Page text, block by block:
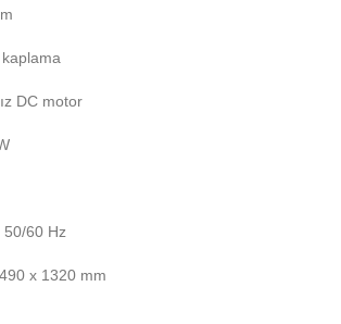
DC motor
50/60 Hz
x 1320 mm